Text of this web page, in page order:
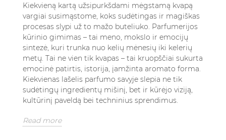
Kiekvieną kartą užsipurkšdami mėgstamą kvapą
vargiai susimąstome, koks sudėtingas ir magiškas
procesas slypi už to mažo buteliuko. Parfumerijos
kūrinio gimimas – tai meno, mokslo ir emocijų
sintezė, kuri trunka nuo kelių mėnesių iki kelerių
metų. Tai ne vien tik kvapas – tai kruopščiai sukurta
emocinė patirtis, istorija, įamžinta aromato forma.
Kiekvienas lašelis parfumo savyje slepia ne tik
sudėtingų ingredientų mišinį, bet ir kūrėjo viziją,
kultūrinį paveldą bei techninius sprendimus.
Read more